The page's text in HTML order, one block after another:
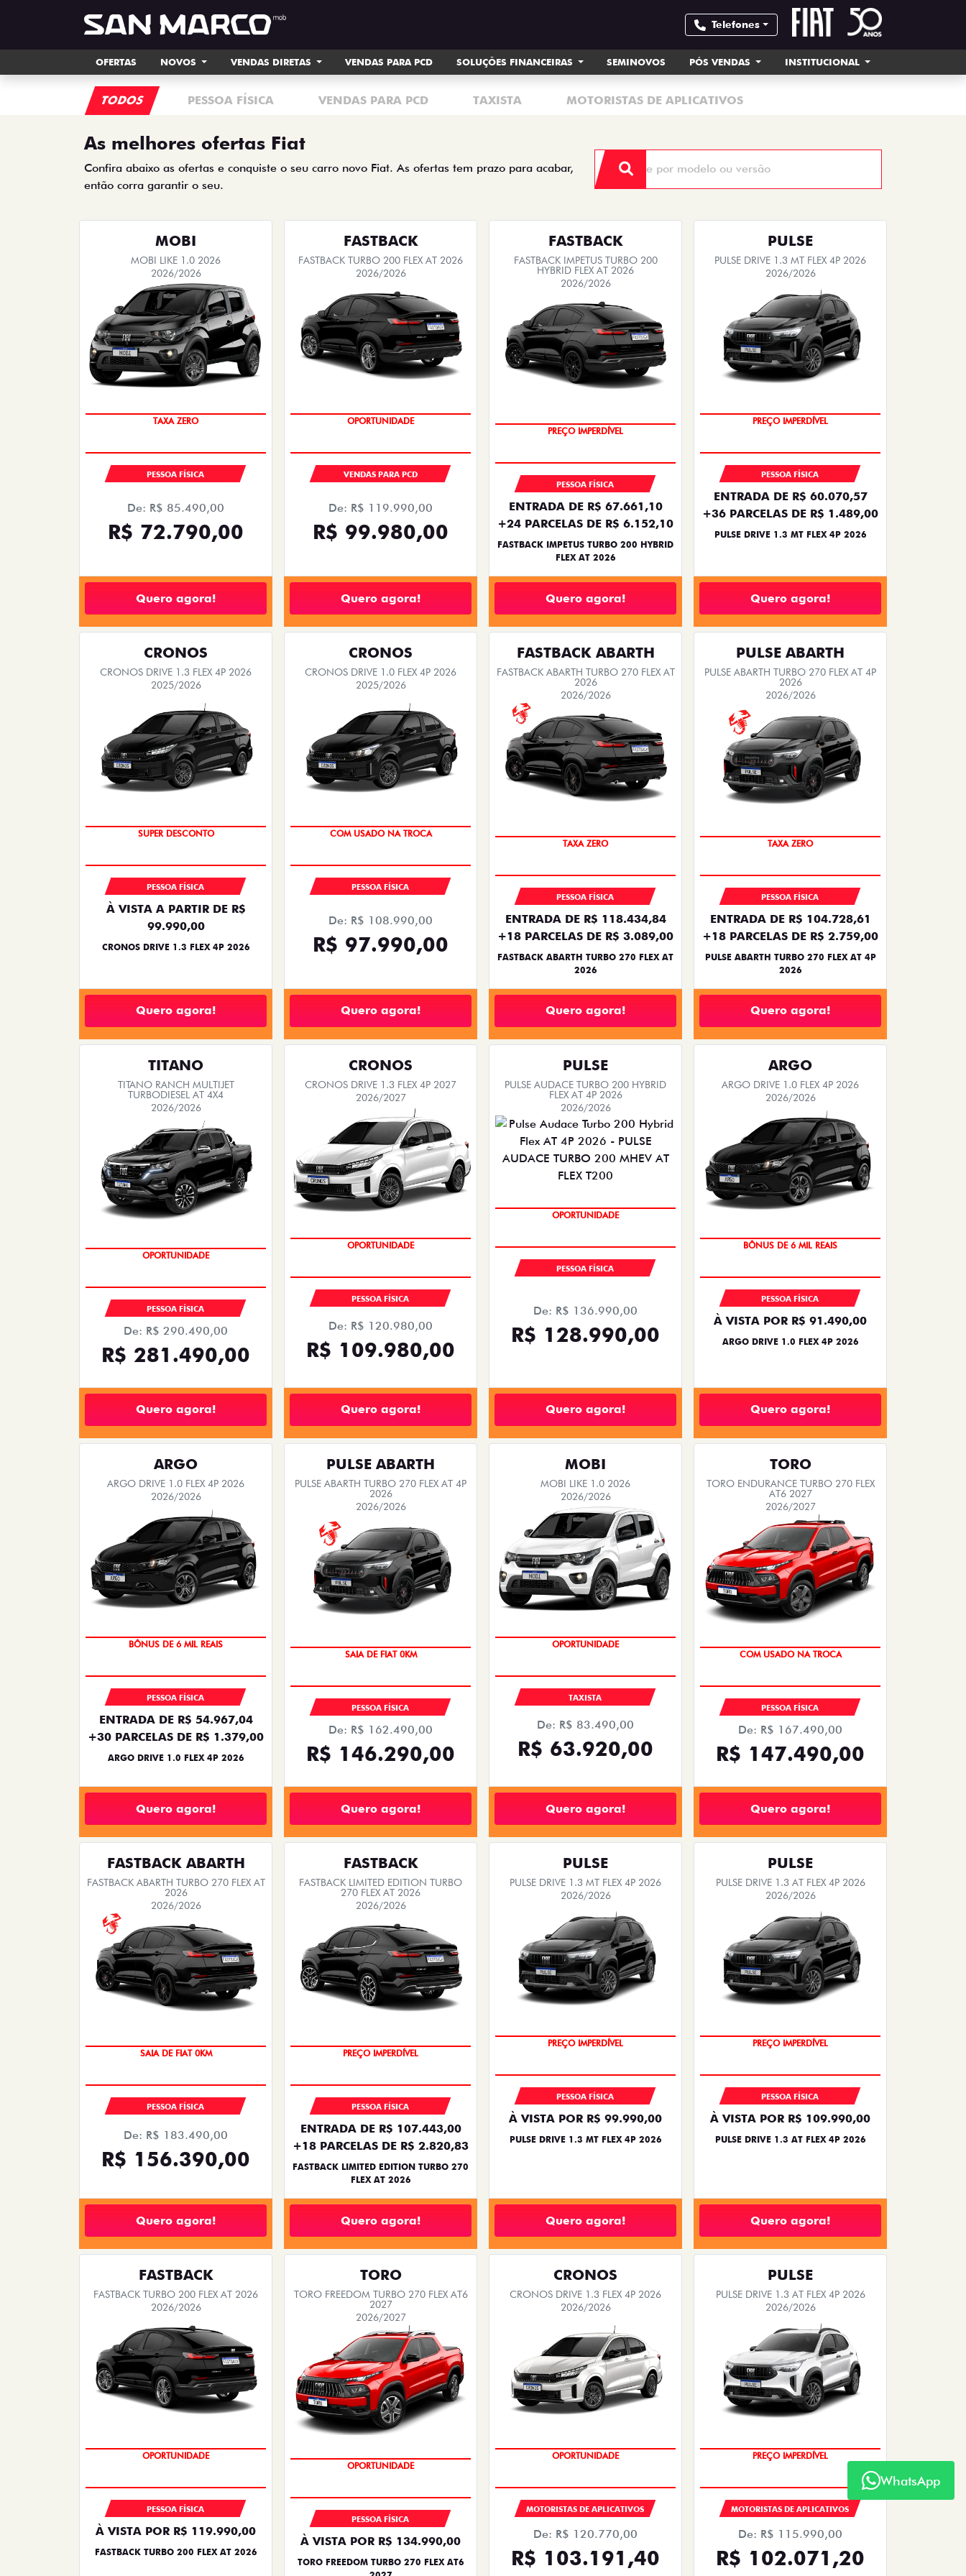
Telefones
OFERTAS NOVOS VENDAS DIRETAS VENDAS PARA PCD SOLUÇÕES FINANCEIRAS SEMINOVOS PÓS VENDAS INSTITUCIONAL
TODOS PESSOA FÍSICA VENDAS PARA PCD TAXISTA MOTORISTAS DE APLICATIVOS
As melhores ofertas Fiat
Confira abaixo as ofertas e conquiste o seu carro novo Fiat. As ofertas tem prazo para acabar,
então corra garantir o seu.
MOBI
MOBI LIKE 1.0 2026
2026/2026
TAXA ZERO
PESSOA FÍSICA
De: R$ 85.490,00
R$ 72.790,00
Quero agora!
FASTBACK
FASTBACK TURBO 200 FLEX AT 2026
2026/2026
OPORTUNIDADE
VENDAS PARA PCD
De: R$ 119.990,00
R$ 99.980,00
Quero agora!
FASTBACK
FASTBACK IMPETUS TURBO 200
HYBRID FLEX AT 2026
2026/2026
PREÇO IMPERDÍVEL
PESSOA FÍSICA
ENTRADA DE R$ 67.661,10
+24 PARCELAS DE R$ 6.152,10
FASTBACK IMPETUS TURBO 200 HYBRID
FLEX AT 2026
Quero agora!
PULSE
PULSE DRIVE 1.3 MT FLEX 4P 2026
2026/2026
PREÇO IMPERDÍVEL
PESSOA FÍSICA
ENTRADA DE R$ 60.070,57
+36 PARCELAS DE R$ 1.489,00
PULSE DRIVE 1.3 MT FLEX 4P 2026
Quero agora!
CRONOS
CRONOS DRIVE 1.3 FLEX 4P 2026
2025/2026
SUPER DESCONTO
PESSOA FÍSICA
À VISTA A PARTIR DE R$
99.990,00
CRONOS DRIVE 1.3 FLEX 4P 2026
Quero agora!
CRONOS
CRONOS DRIVE 1.0 FLEX 4P 2026
2025/2026
COM USADO NA TROCA
PESSOA FÍSICA
De: R$ 108.990,00
R$ 97.990,00
Quero agora!
FASTBACK ABARTH
FASTBACK ABARTH TURBO 270 FLEX AT
2026
2026/2026
TAXA ZERO
PESSOA FÍSICA
ENTRADA DE R$ 118.434,84
+18 PARCELAS DE R$ 3.089,00
FASTBACK ABARTH TURBO 270 FLEX AT
2026
Quero agora!
PULSE ABARTH
PULSE ABARTH TURBO 270 FLEX AT 4P
2026
2026/2026
TAXA ZERO
PESSOA FÍSICA
ENTRADA DE R$ 104.728,61
+18 PARCELAS DE R$ 2.759,00
PULSE ABARTH TURBO 270 FLEX AT 4P
2026
Quero agora!
TITANO
TITANO RANCH MULTIJET
TURBODIESEL AT 4X4
2026/2026
OPORTUNIDADE
PESSOA FÍSICA
De: R$ 290.490,00
R$ 281.490,00
Quero agora!
CRONOS
CRONOS DRIVE 1.3 FLEX 4P 2027
2026/2027
OPORTUNIDADE
PESSOA FÍSICA
De: R$ 120.980,00
R$ 109.980,00
Quero agora!
PULSE
PULSE AUDACE TURBO 200 HYBRID
FLEX AT 4P 2026
2026/2026
OPORTUNIDADE
PESSOA FÍSICA
De: R$ 136.990,00
R$ 128.990,00
Quero agora!
ARGO
ARGO DRIVE 1.0 FLEX 4P 2026
2026/2026
BÔNUS DE 6 MIL REAIS
PESSOA FÍSICA
À VISTA POR R$ 91.490,00
ARGO DRIVE 1.0 FLEX 4P 2026
Quero agora!
ARGO
ARGO DRIVE 1.0 FLEX 4P 2026
2026/2026
BÔNUS DE 6 MIL REAIS
PESSOA FÍSICA
ENTRADA DE R$ 54.967,04
+30 PARCELAS DE R$ 1.379,00
ARGO DRIVE 1.0 FLEX 4P 2026
Quero agora!
PULSE ABARTH
PULSE ABARTH TURBO 270 FLEX AT 4P
2026
2026/2026
SAIA DE FIAT 0KM
PESSOA FÍSICA
De: R$ 162.490,00
R$ 146.290,00
Quero agora!
MOBI
MOBI LIKE 1.0 2026
2026/2026
OPORTUNIDADE
TAXISTA
De: R$ 83.490,00
R$ 63.920,00
Quero agora!
TORO
TORO ENDURANCE TURBO 270 FLEX
AT6 2027
2026/2027
OPORTUNIDADE
COM USADO NA TROCA
PESSOA FÍSICA
De: R$ 167.490,00
R$ 147.490,00
Quero agora!
FASTBACK ABARTH
FASTBACK ABARTH TURBO 270 FLEX AT
2026
2026/2026
SAIA DE FIAT 0KM
PESSOA FÍSICA
De: R$ 183.490,00
R$ 156.390,00
Quero agora!
FASTBACK
FASTBACK LIMITED EDITION TURBO
270 FLEX AT 2026
2026/2026
PREÇO IMPERDÍVEL
PESSOA FÍSICA
ENTRADA DE R$ 107.443,00
+18 PARCELAS DE R$ 2.820,83
FASTBACK LIMITED EDITION TURBO 270
FLEX AT 2026
Quero agora!
PULSE
PULSE DRIVE 1.3 MT FLEX 4P 2026
2026/2026
PREÇO IMPERDÍVEL
PESSOA FÍSICA
À VISTA POR R$ 99.990,00
PULSE DRIVE 1.3 MT FLEX 4P 2026
Quero agora!
PULSE
PULSE DRIVE 1.3 AT FLEX 4P 2026
2026/2026
PREÇO IMPERDÍVEL
PESSOA FÍSICA
À VISTA POR R$ 109.990,00
PULSE DRIVE 1.3 AT FLEX 4P 2026
Quero agora!
FASTBACK
FASTBACK TURBO 200 FLEX AT 2026
2026/2026
OPORTUNIDADE
PESSOA FÍSICA
À VISTA POR R$ 119.990,00
FASTBACK TURBO 200 FLEX AT 2026
TORO
TORO FREEDOM TURBO 270 FLEX AT6
2027
2026/2027
OPORTUNIDADE
PESSOA FÍSICA
À VISTA POR R$ 134.990,00
TORO FREEDOM TURBO 270 FLEX AT6
CRONOS
CRONOS DRIVE 1.3 FLEX 4P 2026
2026/2026
OPORTUNIDADE
MOTORISTAS DE APLICATIVOS
De: R$ 120.770,00
R$ 103.191,40
PULSE
PULSE DRIVE 1.3 AT FLEX 4P 2026
2026/2026
PREÇO IMPERDÍVEL
MOTORISTAS DE APLICATIVOS
De: R$ 115.990,00
R$ 102.071,20
WhatsApp